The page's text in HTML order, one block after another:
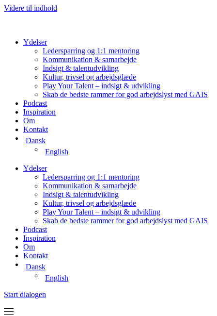
Videre til indhold
Ydelser
Ledersparring og 1:1 mentoring
Kommunikation & samarbejde
Indsigt & talentudvikling
Kultur, trivsel og arbejdsglæde
Play Your Talent – indsigt & udvikling
Skab de bedste rammer for god arbejdslyst med GAIS
Podcast
Inspiration
Om
Kontakt
Dansk
English
Ydelser
Ledersparring og 1:1 mentoring
Kommunikation & samarbejde
Indsigt & talentudvikling
Kultur, trivsel og arbejdsglæde
Play Your Talent – indsigt & udvikling
Skab de bedste rammer for god arbejdslyst med GAIS
Podcast
Inspiration
Om
Kontakt
Dansk
English
Start dialogen